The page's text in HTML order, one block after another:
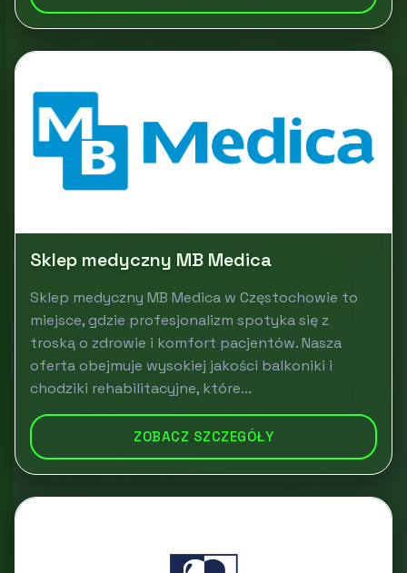
Sklep medyczny MB Medica
Sklep medyczny MB Medica w Częstochowie to
miejsce, gdzie profesjonalizm spotyka się z
troską o zdrowie i komfort pacjentów. Nasza
oferta obejmuje wysokiej jakości balkoniki i
chodziki rehabilitacyjne, które...
ZOBACZ SZCZEGÓŁY